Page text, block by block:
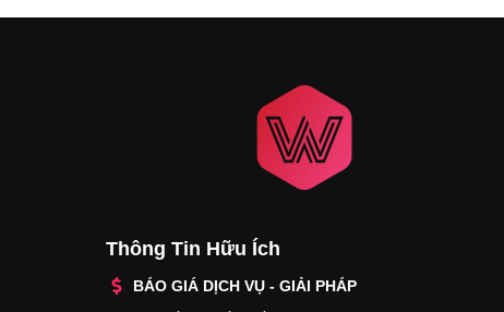
Thông Tin Hữu Ích
BÁO GIÁ DỊCH VỤ - GIẢI PHÁP